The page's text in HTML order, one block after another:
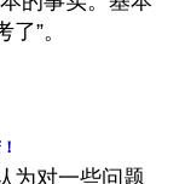
”。
为对一些问题